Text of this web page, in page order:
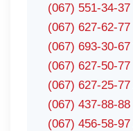
(067) 551-34-37
(067) 627-62-77
(067) 693-30-67
(067) 627-50-77
(067) 627-25-77
(067) 437-88-88
(067) 456-58-97